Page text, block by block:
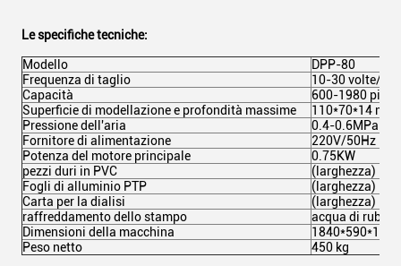
Le specifiche tecniche:
Modello
DPP-80
Frequenza di taglio
10-30 volte/
Capacità
600-1980
Superficie di modellazione e profondità massime
110*70*14 mm
Pressione dell'aria
0.4-0.6MPa
Fornitore di alimentazione
220V/50Hz 2,4
Potenza del motore principale
0.75KW
pezzi duri in PVC
(larghezza)
Fogli di alluminio PTP
(larghezza)
Carta per la dialisi
(larghezza)
raffreddamento dello stampo
acqua di
Dimensioni della macchina
Peso netto
450 kg